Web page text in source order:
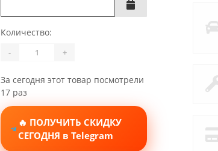
Количество:
- +
За сегодня этот товар посмотрели
17 раз
🔥 ПОЛУЧИТЬ СКИДКУ
СЕГОДНЯ в Telegram